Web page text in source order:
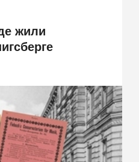
жили